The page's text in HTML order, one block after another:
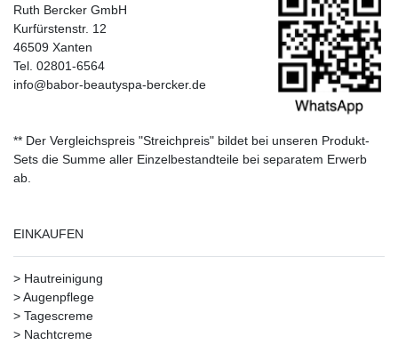
Ruth Bercker GmbH
Kurfürstenstr. 12
46509 Xanten
Tel. 02801-6564
info@babor-beautyspa-bercker.de
** Der Vergleichspreis "Streichpreis" bildet bei unseren Produkt-
Sets die Summe aller Einzelbestandteile bei separatem Erwerb
ab.
EINKAUFEN
> Hautreinigung
>Augenpflege
> Tagescreme
> Nachtcreme